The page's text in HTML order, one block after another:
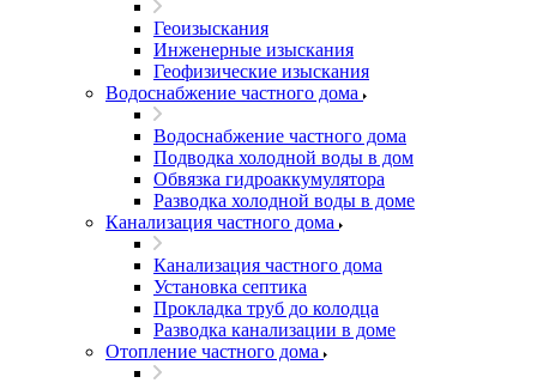
Геоизыскания
Инженерные изыскания
Геофизические изыскания
Водоснабжение частного дома
Водоснабжение частного дома
Подводка холодной воды в дом
Обвязка гидроаккумулятора
Разводка холодной воды в доме
Канализация частного дома
Канализация частного дома
Установка септика
Прокладка труб до колодца
Разводка канализации в доме
Отопление частного дома